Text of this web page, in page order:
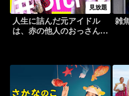
見放題
人生に詰んだ元アイドル
は、赤の他人のおっさんと
雑